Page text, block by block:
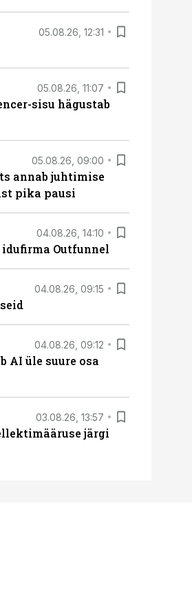
05.08.26, 12:31
05.08.26, 11:07
sisu hägustab
05.08.26, 09:00
annab juhtimise
pika pausi
04.08.26, 14:10
Outfunnel
04.08.26, 09:15
04.08.26, 09:12
AI üle suure osa
03.08.26, 13:57
järgi